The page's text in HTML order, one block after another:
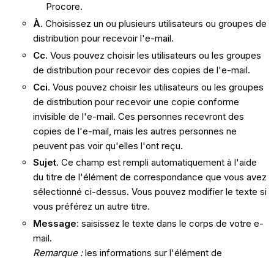
Procore.
À. Choisissez un ou plusieurs utilisateurs ou groupes de
distribution pour recevoir l'e-mail.
Cc. Vous pouvez choisir les utilisateurs ou les groupes
de distribution pour recevoir des copies de l'e-mail.
Cci. Vous pouvez choisir les utilisateurs ou les groupes
de distribution pour recevoir une copie conforme
invisible de l'e-mail. Ces personnes recevront des
copies de l'e-mail, mais les autres personnes ne
peuvent pas voir qu'elles l'ont reçu.
Sujet. Ce champ est rempli automatiquement à l'aide
du titre de l'élément de correspondance que vous avez
sélectionné ci-dessus. Vous pouvez modifier le texte si
vous préférez un autre titre.
Message: saisissez le texte dans le corps de votre e-
mail.
Remarque :les informations sur l'élément de